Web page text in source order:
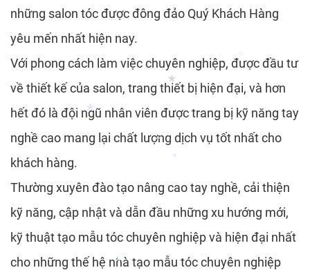
*
*
*
*
*
*
*
*
những salon tóc được đông đảo Quý Khách Hàng
yêu mến nhất hiện nay.
Với phong cách làm việc chuyên nghiệp, được đầu tư
về thiết kế của salon, trang thiết bị hiện đại, và hơn
hết đó là đội ngũ nhân viên được trang bị kỹ năng tay
nghề cao mang lại chất lượng dịch vụ tốt nhất cho
khách hàng.
Thường xuyên đào tạo nâng cao tay nghề, cải thiện
kỹ năng, cập nhật và dẫn đầu những xu hướng mới,
kỹ thuật tạo mẫu tóc chuyên nghiệp và hiện đại nhất
cho những thế hệ nhà tạo mẫu tóc chuyên nghiệp